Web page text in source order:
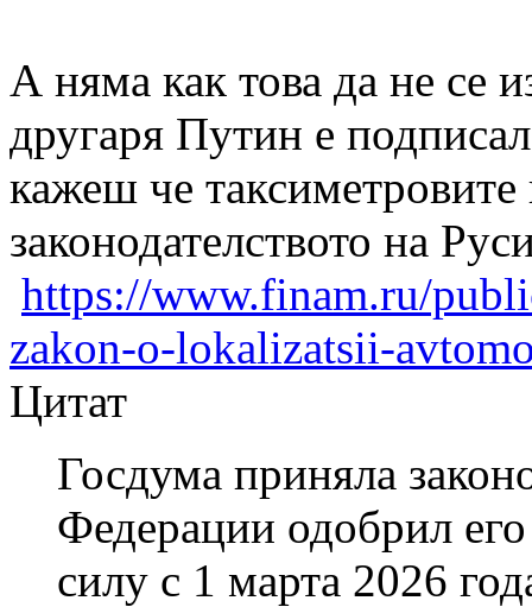
А няма как това да не се
другаря Путин е
кажеш че
законодателството на
https://www.finam.ru/
zakon-o-lokalizatsii-
Цитат
Госдума приняла
Федерации одобрил
силу с 1 марта 2026